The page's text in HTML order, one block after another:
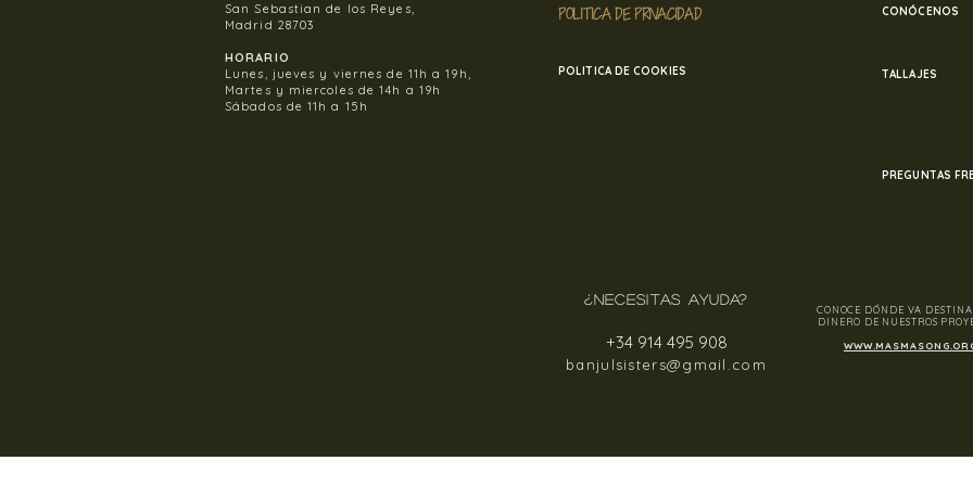
San Sebastian de los Reyes,
Madrid 28703
HORARIO
Lunes, jueves y viernes de 11h a 19h,
Martes y miercoles de 14h a 19h
Sábados de 11h a 15h
POLITICA DE PRIVACIDAD CONÓCENOS
TALLAJES
POLITICA DE COOKIES
PREGUNTAS
¿NECESITAS AYUDA?
+34 914 495 908
banjulsisters@gmail.com
CONOCE DÓNDE VA
DINERO DE NUESTROS